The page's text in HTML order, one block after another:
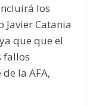
los
Javier Catania
que que el
fallos
la AFA,